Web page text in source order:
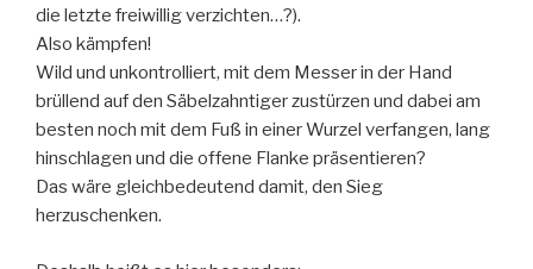
die letzte freiwillig verzichten…?).
Also kämpfen!
Wild und unkontrolliert, mit dem Messer in der Hand
brüllend auf den Säbelzahntiger zustürzen und dabei am
besten noch mit dem Fuß in einer Wurzel verfangen, lang
hinschlagen und die offene Flanke präsentieren?
Das wäre gleichbedeutend damit, den Sieg
herzuschenken.